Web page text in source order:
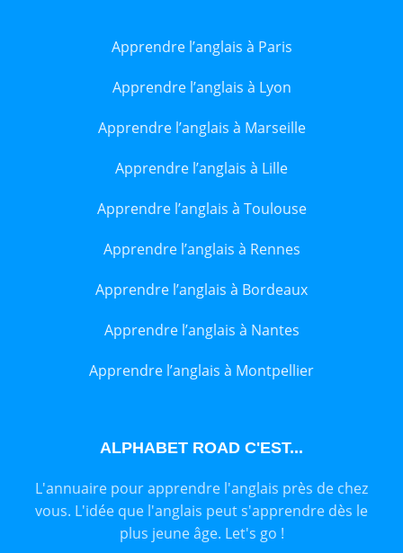
Apprendre l’anglais à Paris
Apprendre l’anglais à Lyon
Apprendre l’anglais à Marseille
Apprendre l’anglais à Lille
Apprendre l’anglais à Toulouse
Apprendre l’anglais à Rennes
Apprendre l’anglais à Bordeaux
Apprendre l’anglais à Nantes
Apprendre l’anglais à Montpellier
ALPHABET ROAD C'EST...
L'annuaire pour apprendre l'anglais près de chez
vous. L'idée que l'anglais peut s'apprendre dès le
plus jeune âge. Let's go !